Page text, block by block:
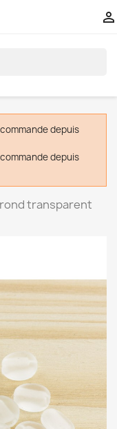

depuis
depuis
transparent